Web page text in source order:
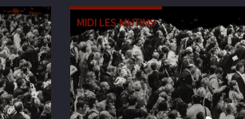
MIDI LES MUTINS